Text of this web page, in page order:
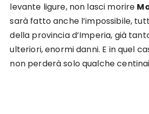
levante ligure, non lasci morire
sarà fatto anche l’impossibile,
della provincia d’Imperia, già
ulteriori, enormi danni. E in quel
non perderà solo qualche